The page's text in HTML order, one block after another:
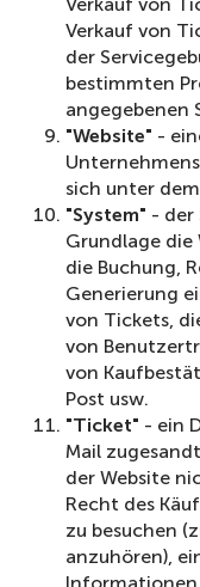
Verkauf von
Verkauf von
der
bestimmten
angegebenen
"Website" -
sich unter
"System" - der
Grundlage die
die Buchung,
Generierung
von Tickets,
von
von
Post usw.
"Ticket" - ein
Mail
der Website
Recht des
zu besuchen
anzuhören),